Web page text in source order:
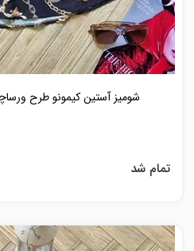
شومیز آستین کیمونو طرح
تمام شد